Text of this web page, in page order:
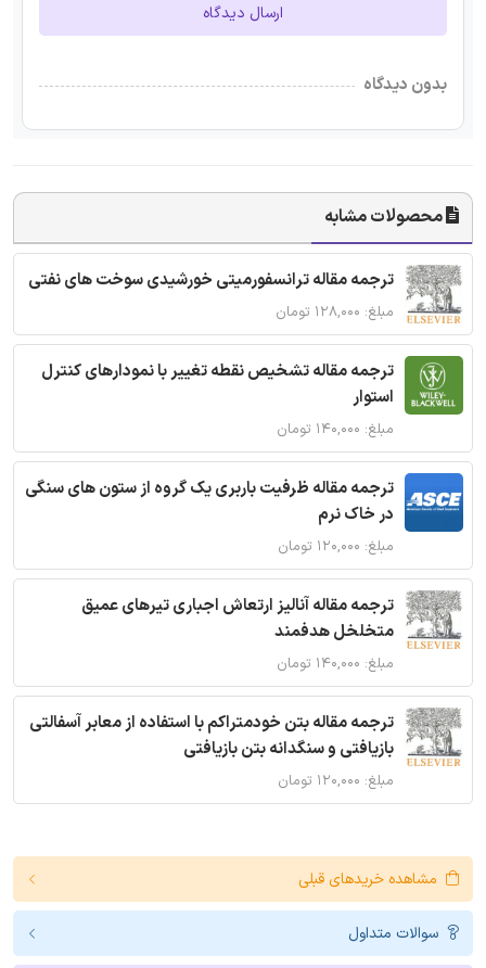
ارسال دیدگاه
بدون دیدگاه
محصولات مشابه
ترجمه مقاله ترانسفورمیتی خورشیدی سوخت های نفتی
مبلغ: ۱۲۸,۰۰۰ تومان
ترجمه مقاله تشخیص نقطه تغییر با نمودارهای کنترل
استوار
مبلغ: ۱۴۰,۰۰۰ تومان
ترجمه مقاله ظرفیت باربری یک گروه از ستون های سنگی
در خاک نرم
مبلغ: ۱۲۰,۰۰۰ تومان
ترجمه مقاله آنالیز ارتعاش اجباری تیرهای عمیق
متخلخل هدفمند
مبلغ: ۱۴۰,۰۰۰ تومان
ترجمه مقاله بتن خودمتراکم با استفاده از معابر آسفالتی
بازیافتی و سنگدانه بتن بازیافتی
مبلغ: ۱۲۰,۰۰۰ تومان
مشاهده خریدهای قبلی
سوالات متداول